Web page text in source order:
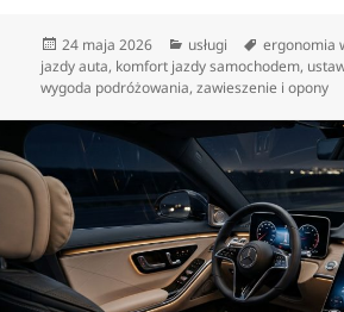
Data
publikacji
24 maja 2026 Kategorie
usługi Tagi
ergonomia
jazdy auta, komfort jazdy samochodem,
wygoda podróżowania,zawieszenie i opony